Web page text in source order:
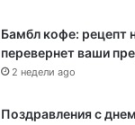
Бамбл кофе: рецепт
перевернет ваши
2 недели ago
Поздравления с